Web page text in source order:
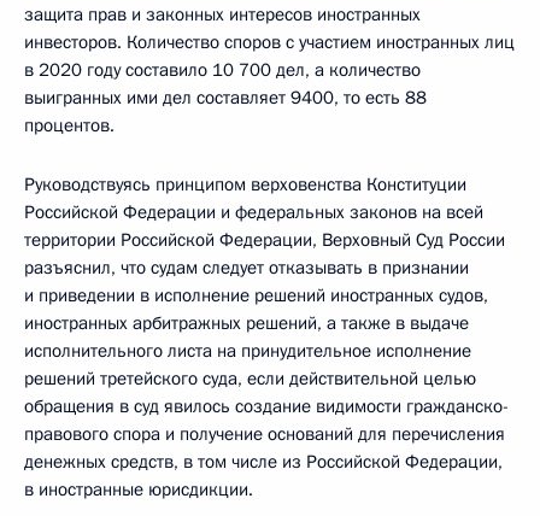
защита прав и законных интересов иностранных
инвесторов. Количество споров с участием иностранных лиц
в 2020 году составило 10 700 дел, а количество
выигранных ими дел составляет 9400, то есть 88
процентов.
Руководствуясь принципом верховенства Конституции
Российской Федерации и федеральных законов на всей
территории Российской Федерации, Верховный Суд России
разъяснил, что судам следует отказывать в признании
и приведении в исполнение решений иностранных судов,
иностранных арбитражных решений, а также в выдаче
исполнительного листа на принудительное исполнение
решений третейского суда, если действительной целью
обращения в суд явилось создание видимости гражданско-
правового спора и получение оснований для перечисления
денежных средств, в том числе из Российской Федерации,
в иностранные юрисдикции.